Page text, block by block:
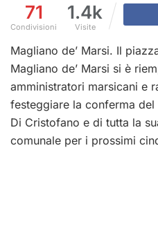
71
Condivisioni
1.4k
Visite
Magliano de’ Marsi. Il
Magliano de’ Marsi si è
amministratori marsicani e
festeggiare la conferma
Di Cristofano e di tutta la
comunale per i prossimi